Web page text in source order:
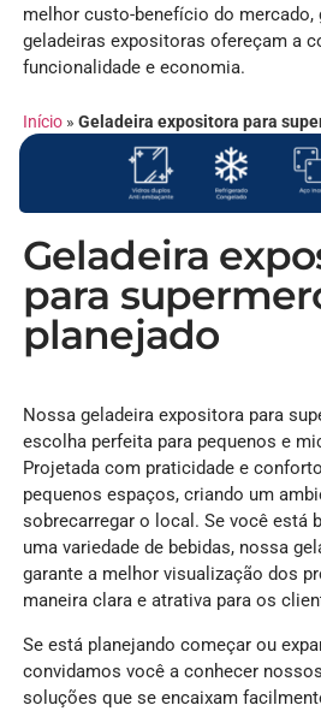
melhor custo-benefício do
geladeiras expositoras ofereçam a
funcionalidade e economia.
Início » Geladeira expositora para
Geladeira
para
planejado
Nossa geladeira expositora para
escolha perfeita para pequenos e
Projetada com praticidade e
pequenos espaços, criando um
sobrecarregar o local. Se você está
uma variedade de bebidas, nossa
garante a melhor visualização dos
maneira clara e atrativa para os
Se está planejando começar ou
convidamos você a conhecer
soluções que se encaixam